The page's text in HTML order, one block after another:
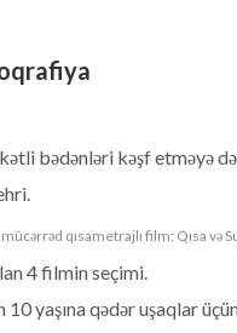
bədənləri kəşf etməyə
qısametrajlı film: Qısa və
4 filmin seçimi.
yaşına qədər uşaqlar